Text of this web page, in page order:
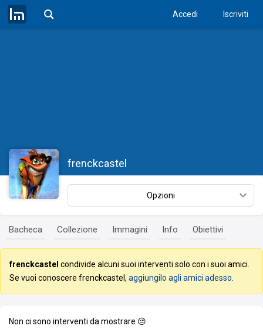
Accedi Iscriviti
frenckcastel
Opzioni
Bacheca Collezione Immagini Info Obiettivi
frenckcastel condivide alcuni suoi interventi solo con i suoi amici.
Se vuoi conoscere frenckcastel, aggiungilo agli amici adesso
Non ci sono interventi da mostrare 😔